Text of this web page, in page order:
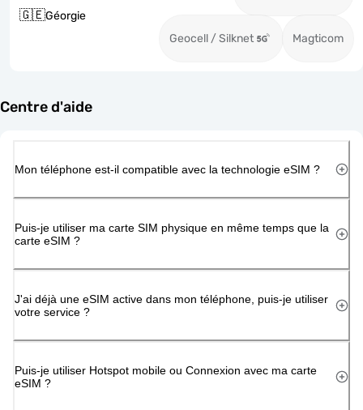
🇬🇪Géorgie
Geocell / Silknet Magticom
Centre d'aide
Mon téléphone est-il compatible avec la technologie eSIM ?
Puis-je utiliser ma carte SIM physique en même temps que la
carte eSIM ?
J'ai déjà une eSIM active dans mon téléphone, puis-je utiliser
votre service ?
Puis-je utiliser Hotspot mobile ou Connexion avec ma carte
eSIM ?